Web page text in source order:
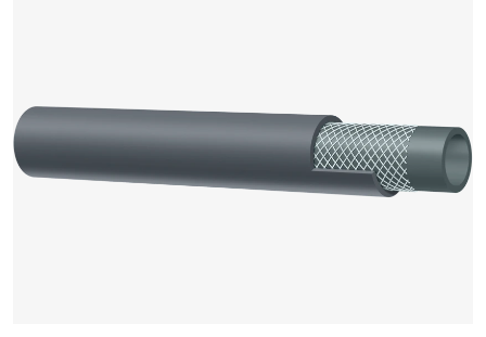
LOGG INN
OPPRETTE PROFIL